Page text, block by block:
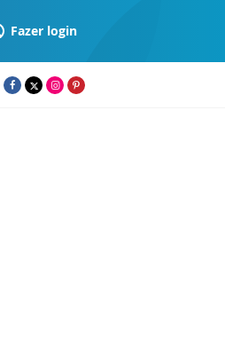
Fazer login